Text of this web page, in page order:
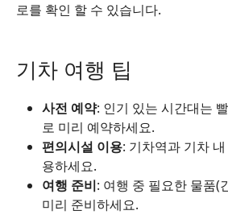
로를 확인 할 수 있습니다.
기차 여행 팁
사전 예약: 인기 있는 시간대는
로 미리 예약하세요.
편의시설 이용: 기차역과 기차
용하세요.
여행 준비: 여행 중 필요한 물품(
미리 준비하세요.